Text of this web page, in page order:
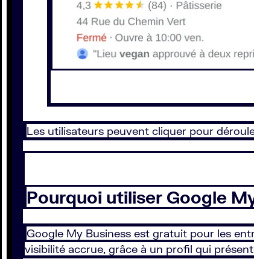
Les utilisateurs peuvent cliquer pour
Pourquoi utiliser Google
Google My Business est gratuit pour les
visibilité accrue, grâce à un profil qui